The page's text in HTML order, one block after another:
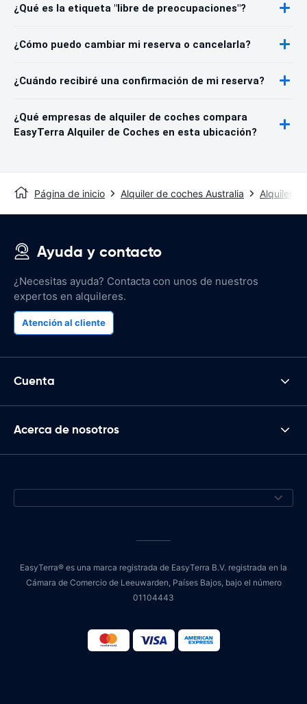
¿Qué es la etiqueta "libre de preocupaciones"?
¿Cómo puedo cambiar mi reserva o cancelarla?
¿Cuándo recibiré una confirmación de mi reserva?
¿Qué empresas de alquiler de coches compara
EasyTerra Alquiler de Coches en esta ubicación?
Página de inicio Alquiler de coches Australia Alquiler
Ayuda y contacto
¿Necesitas ayuda? Contacta con unos de nuestros
expertos en alquileres.
Atención al cliente
Cuenta
Acerca de nosotros
EasyTerra® es una marca registrada de EasyTerra B.V. registrada en la
Cámara de Comercio de Leeuwarden, Países Bajos, bajo el número
01104443